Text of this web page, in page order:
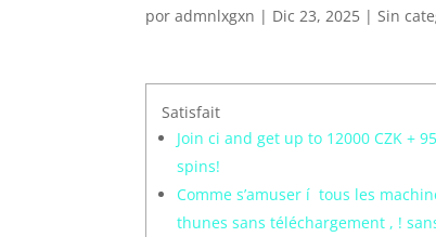
poradmnlxgxn | Dic 23, 2025 | Sin
Satisfait
Join ci and get up to 12000 CZK +
spins!
Comme s’amuser í tous les
thunes sans téléchargement , !